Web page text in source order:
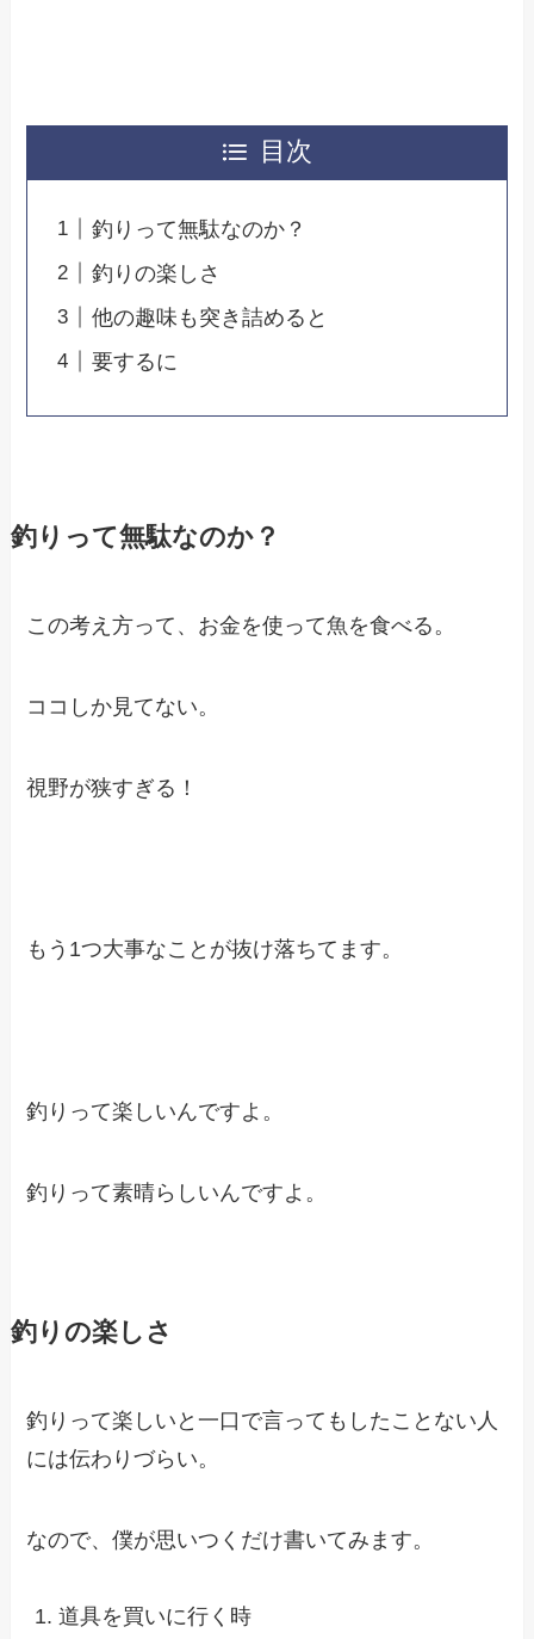
目次
釣りって無駄なのか？
釣りの楽しさ
他の趣味も突き詰めると
要するに
釣りって無駄なのか？
この考え方って、お金を使って魚を食べる。
ココしか見てない。
視野が狭すぎる！
もう1つ大事なことが抜け落ちてます。
釣りって楽しいんですよ。
釣りって素晴らしいんですよ。
釣りの楽しさ
釣りって楽しいと一口で言ってもしたことない人
には伝わりづらい。
なので、僕が思いつくだけ書いてみます。
道具を買いに行く時